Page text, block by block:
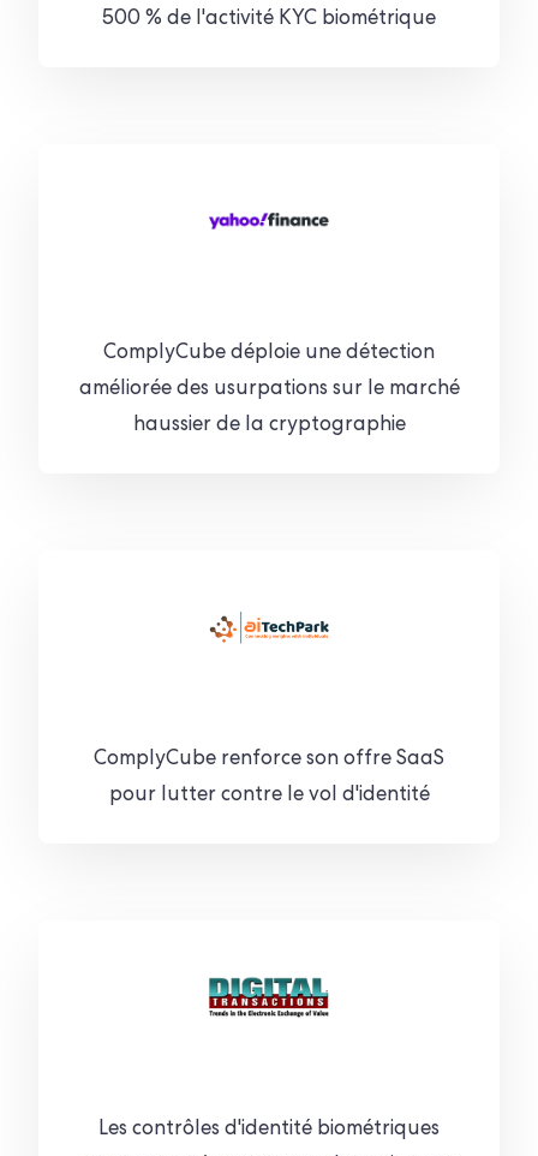
500 % de l'activité KYC biométrique
ComplyCube déploie une détection
améliorée des usurpations sur le marché
haussier de la cryptographie
ComplyCube renforce son offre SaaS
pour lutter contre le vol d'identité
Les contrôles d'identité biométriques